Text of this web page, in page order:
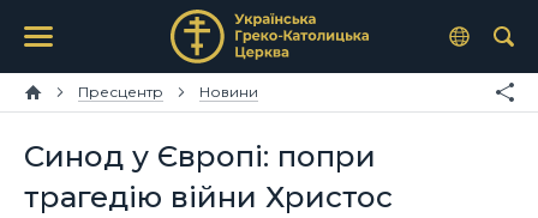
Пресцентр Новини
Синод у Європі: попри
трагедію війни Христос